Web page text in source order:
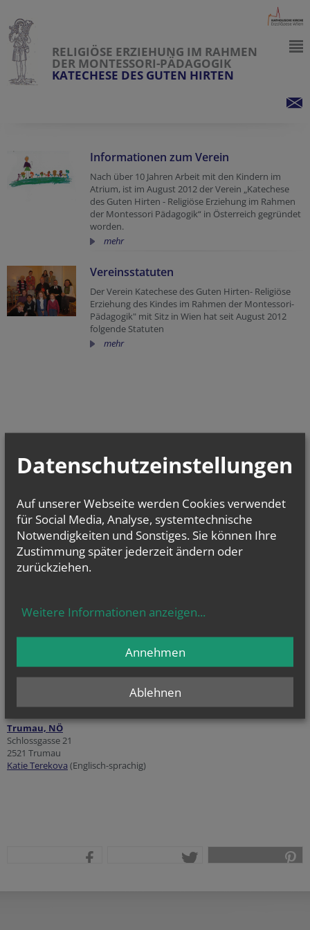
RELIGIÖSE ERZIEHUNG IM RAHMEN
DER MONTESSORI-PÄDAGOGIK
KATECHESE DES GUTEN HIRTEN
Informationen zum Verein
Nach über 10 Jahren Arbeit mit den Kindern im
Atrium, ist im August 2012 der Verein „Katechese
des Guten Hirten - Religiöse Erziehung im Rahmen
der Montessori Pädagogik“ in Österreich gegründet
worden.
mehr
Vereinsstatuten
Der Verein Katechese des Guten Hirten- Religiöse
Erziehung des Kindes im Rahmen der Montessori-
Pädagogik" mit Sitz in Wien hat seit August 2012
folgende Statuten
mehr
Kurse
Kontakte
Wien,1020
PfarreSt. Johann Nepomuk
1020 Wien
Pfarre zur Hl. Agatha
Blandine Minkowitsch
Weigelsdorf, NÖ
Pfarre St. Peter und Paul
Trumau, NÖ
Schlossgasse 21
2521 Trumau
Katie Terekova (Englisch-sprachig)
Datenschutzeinstellungen
Auf unserer Webseite werden Cookies verwendet
für Social Media, Analyse, systemtechnische
Notwendigkeiten und Sonstiges. Sie können Ihre
Zustimmung später jederzeit ändern oder
zurückziehen.
Weitere Informationen anzeigen...
Ablehnen
Annehmen